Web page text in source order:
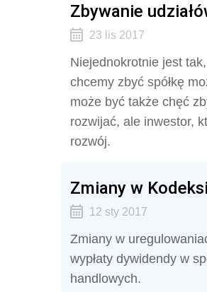
Zbywanie
23 lis 2017
Niejednokrotnie jest
chcemy zbyć spółkę
może być także chęć
rozwijać, ale inwestor,
rozwój.
Zmiany w
12 sty 2017
Zmiany w
wypłaty dywidendy w
handlowych.